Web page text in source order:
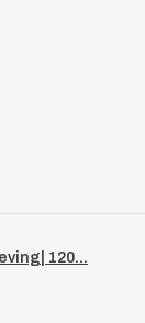
120...